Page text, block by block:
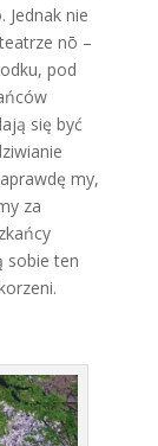
nie
nō –
pod
się być
my,
za
sobie ten